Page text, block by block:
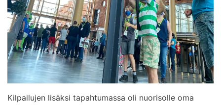
Kilpailujen lisäksi tapahtumassa oli nuorisolle oma